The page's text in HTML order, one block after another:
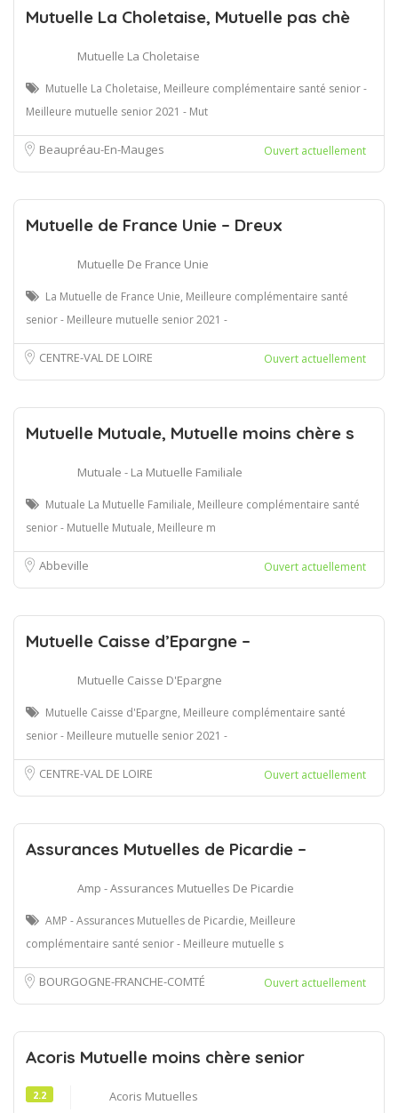
Mutuelle La Choletaise, Mutuelle pas chè
Mutuelle La Choletaise
Mutuelle La Choletaise, Meilleure complémentaire santé senior -
Meilleure mutuelle senior 2021 - Mut
Beaupréau-En-Mauges Ouvert actuellement
Mutuelle de France Unie – Dreux
Mutuelle De France Unie
La Mutuelle de France Unie, Meilleure complémentaire santé
senior - Meilleure mutuelle senior 2021 -
CENTRE-VAL DE LOIRE Ouvert actuellement
Mutuelle Mutuale, Mutuelle moins chère s
Mutuale - La Mutuelle Familiale
Mutuale La Mutuelle Familiale, Meilleure complémentaire santé
senior - Mutuelle Mutuale, Meilleure m
Abbeville Ouvert actuellement
Mutuelle Caisse d’Epargne –
Mutuelle Caisse D'Epargne
Mutuelle Caisse d'Epargne, Meilleure complémentaire santé
senior - Meilleure mutuelle senior 2021 -
CENTRE-VAL DE LOIRE Ouvert actuellement
Assurances Mutuelles de Picardie –
Amp - Assurances Mutuelles De Picardie
AMP - Assurances Mutuelles de Picardie, Meilleure
complémentaire santé senior - Meilleure mutuelle s
BOURGOGNE-FRANCHE-COMTÉ Ouvert actuellement
Acoris Mutuelle moins chère senior
2.2 Acoris Mutuelles